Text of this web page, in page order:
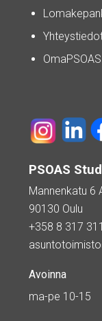
OmaPSOAS
PSOAS
Mannenkatu 6
90130 Oulu
+358 8 317
Avoinna
ma-pe 10-15